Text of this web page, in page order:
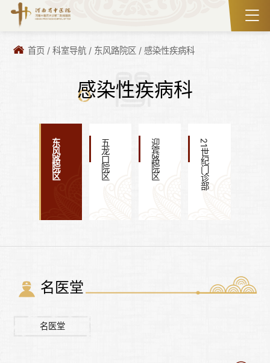
首页 /科室导航 / 东风路院区 /感染性疾病科
感染性疾病科
东风路院区 五龙口院区 迎宾路院区 21世纪门诊部
名医堂
名医堂